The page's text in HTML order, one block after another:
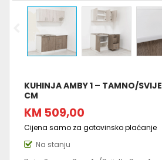
KUHINJA AMBY 1 – TAMNO/
CM
KM 509,00
Cijena samo za gotovinsko plaćanje
Na stanju